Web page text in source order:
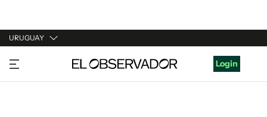
URUGUAY
URUGUAY
ARGENTINA
Login